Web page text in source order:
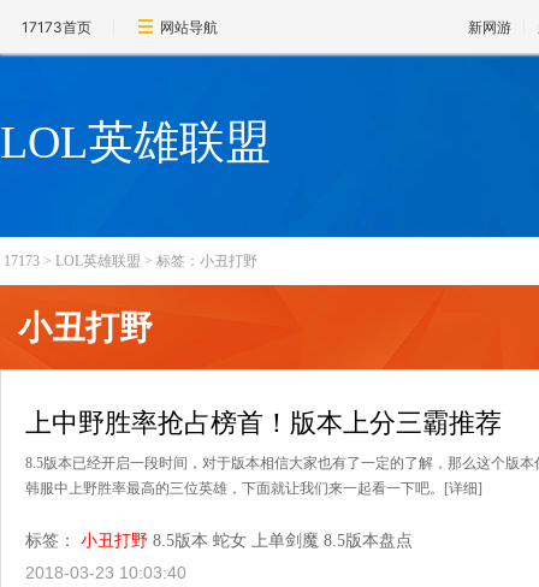
17173首页 网站导航 新网游
LOL英雄联盟
17173 > LOL英雄联盟 > 标签：小丑打野
小丑打野
上中野胜率抢占榜首！版本上分三霸推荐
8.5版本已经开启一段时间，对于版本相信大家也有了一定的了解，那么这个版
韩服中上野胜率最高的三位英雄，下面就让我们来一起看一下吧。
[详细]
标签： 小丑打野 8.5版本 蛇女 上单剑魔 8.5版本盘点
2018-03-23 10:03:40